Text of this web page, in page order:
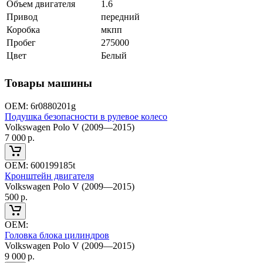
Объем двигателя
1.6
Привод
передний
Коробка
мкпп
Пробег
275000
Цвет
Белый
Товары машины
ОЕМ: 6r0880201g
Подушка безопасности в рулевое колесо
Volkswagen Polo V (2009—2015)
7 000р.
ОЕМ: 600199185t
Кронштейн двигателя
Volkswagen Polo V (2009—2015)
500р.
ОЕМ:
Головка блока цилиндров
Volkswagen Polo V (2009—2015)
9 000р.